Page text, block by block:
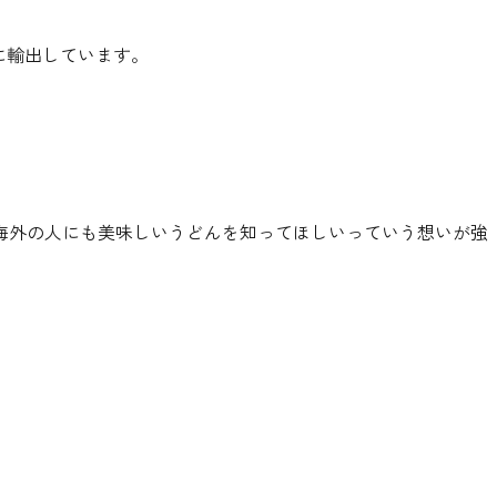
出しています。
の人にも美味しいうどんを知ってほしいっていう想いが強